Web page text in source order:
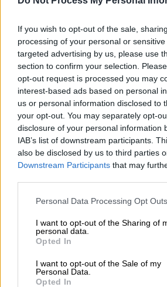
If you wish to opt-out of the sale,
processing of your personal or
targeted advertising by us, please use
section to confirm your selection.
opt-out request is processed you may
interest-based ads based on personal
us or personal information disclosed to
your opt-out. You may separately opt-
disclosure of your personal information
IAB’s list of downstream participants.
also be disclosed by us to third parties
Downstream Participants that may
Please note that this website/app uses
not limited to your visit or usage
grant or deny consent to Google and its
use your data for below specified
consent section.
Personal Data Processing Opt Outs
I want to opt-out of the Sharing of
personal data.
Opted In
I want to opt-out of the Sale of my
Personal Data.
Opted In
Copa Africa: Για να
«έσφαξαν» τις Κομόρες
γκολκίπερ τον αριστερό
παίκτες απ' το 7'!
Το Καμερούν... έπρεπε να
θυσία στα προημιτελικά
Εθνών Αφρικής και τα Νησιά
Κομόρες έγιναν... θυσία
επιτυχία της
όμως πολύ ακριβά το
ΑΛΛΑ #TAGS
Αφρική
Εθνική
Κύπελλο Εθνών Αφρικής
ειδήσεις τώρα